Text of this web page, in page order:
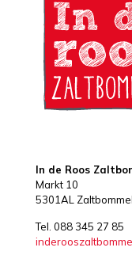
In de Roos
Markt 10
5301AL Zaltbommel
Tel. 088 345 27 85